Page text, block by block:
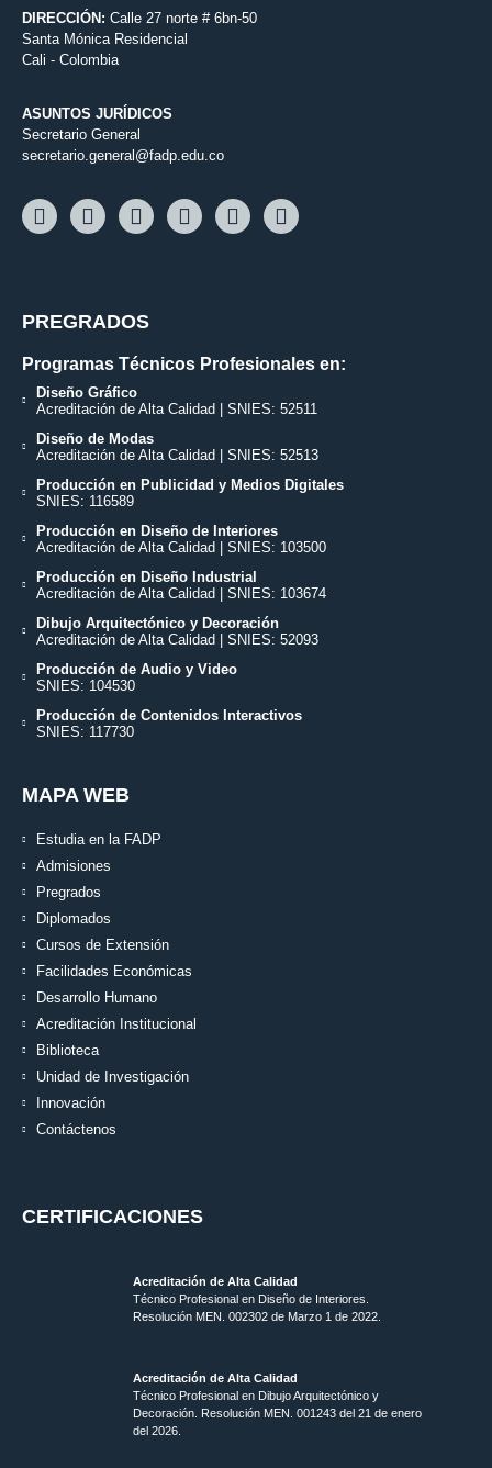
DIRECCIÓN: Calle 27 norte # 6bn-50
Santa Mónica Residencial
Cali - Colombia
ASUNTOS JURÍDICOS
Secretario General
secretario.general@fadp.edu.co
PREGRADOS
Programas Técnicos Profesionales en:
Diseño Gráfico
Acreditación de Alta Calidad | SNIES: 52511
Diseño de Modas
Acreditación de Alta Calidad | SNIES: 52513
Producción en Publicidad y Medios Digitales
SNIES: 116589
Producción en Diseño de Interiores
Acreditación de Alta Calidad | SNIES: 103500
Producción en Diseño Industrial
Acreditación de Alta Calidad | SNIES: 103674
Dibujo Arquitectónico y Decoración
Acreditación de Alta Calidad | SNIES: 52093
Producción de Audio y Video
SNIES: 104530
Producción de Contenidos Interactivos
SNIES: 117730
MAPA WEB
Estudia en la FADP
Admisiones
Pregrados
Diplomados
Cursos de Extensión
Facilidades Económicas
Desarrollo Humano
Acreditación Institucional
Biblioteca
Unidad de Investigación
Innovación
Contáctenos
CERTIFICACIONES
Acreditación de Alta Calidad
Técnico Profesional en Diseño de Interiores.
Resolución MEN. 002302 de Marzo 1 de 2022.
Acreditación de Alta Calidad
Técnico Profesional en Dibujo Arquitectónico y
Decoración. Resolución MEN. 001243 del 21 de enero
del 2026.